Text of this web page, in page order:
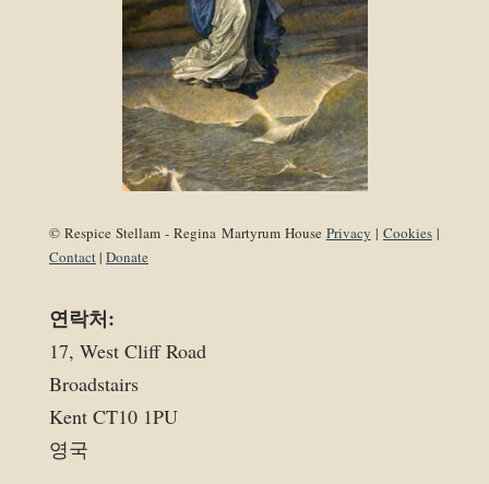
© Respice Stellam - Regina Martyrum House Privacy | Cookies|
Contact| Donate
연락처:
17, West Cliff Road
Broadstairs
Kent CT10 1PU
영국